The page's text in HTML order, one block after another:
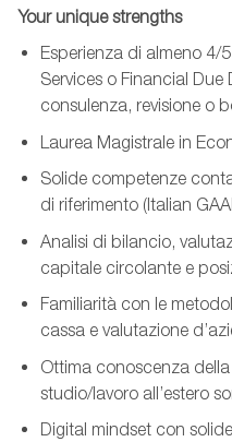
Your unique strengths
Esperienza di almeno 4/
Services o Financial
consulenza, revisione o
Laurea Magistrale in
Solide competenze
di riferimento (Italian
Analisi di bilancio,
capitale circolante e
Familiarità con le
cassa e valutazione
Ottima conoscenza
studio/lavoro all’estero
Digital mindset con